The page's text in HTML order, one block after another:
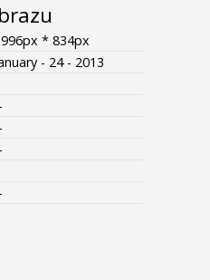
* 834px
- 24 - 2013